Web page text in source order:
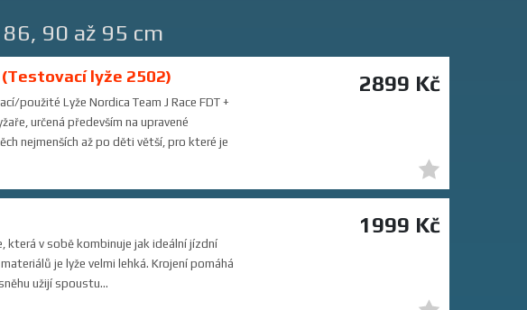
90 až 95 cm
(Testovací lyže 2502) 2899 Kč
použité Lyže Nordica Team J Race FDT +
určená především na upravené
nejmenších až po děti větší, pro které je
1999 Kč
která v sobě kombinuje jak ideální jízdní
je lyže velmi lehká. Krojení pomáhá
užijí spoustu...